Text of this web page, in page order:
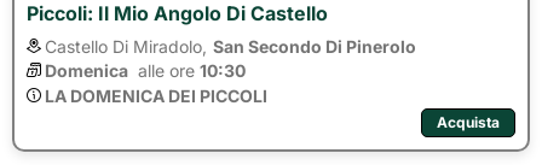
Piccoli: Il Mio Angolo Di Castello
Castello Di Miradolo, San Secondo Di Pinerolo
Domenica alle ore 10:30
LA DOMENICA DEI PICCOLI
Acquista